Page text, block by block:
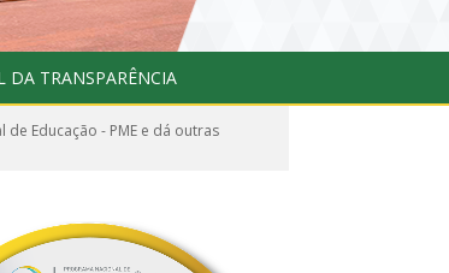
DA TRANSPARÊNCIA
de Educação - PME e dá outras